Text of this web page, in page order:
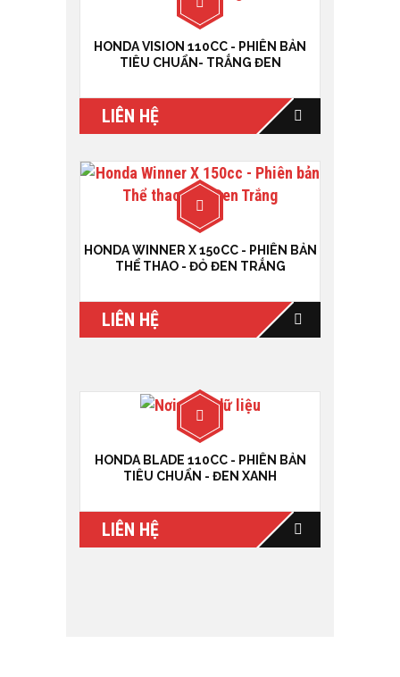
HONDA VISION 110CC - PHIÊN BẢN
TIÊU CHUẨN- TRẮNG ĐEN
LIÊN HỆ
HONDA WINNER X 150CC - PHIÊN BẢN
THỂ THAO - ĐỎ ĐEN TRẮNG
LIÊN HỆ
HONDA BLADE 110CC - PHIÊN BẢN
TIÊU CHUẨN - ĐEN XANH
LIÊN HỆ